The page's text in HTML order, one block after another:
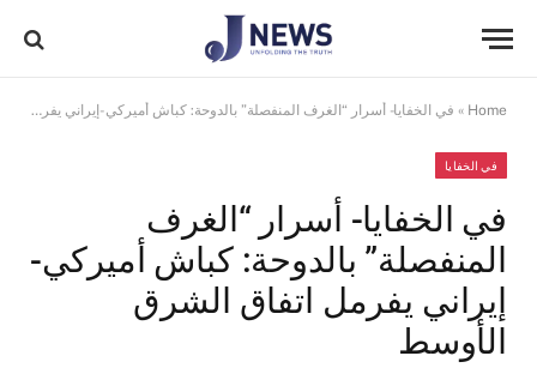
Home
» في الخفايا- أسرار “الغرف المنفصلة” بالدوحة: كباش أميركي-إيراني يفرمل اتفاق الشرق الأوسط
في الخفايا
في الخفايا- أسرار “الغرف
المنفصلة” بالدوحة: كباش أميركي-
إيراني يفرمل اتفاق الشرق
الأوسط